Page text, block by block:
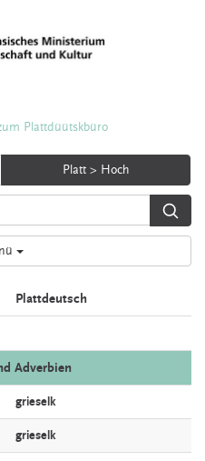
Plattdüütskbüro
Platt > Hoch
Plattdeutsch
Adverbien
grieselk
grieselk